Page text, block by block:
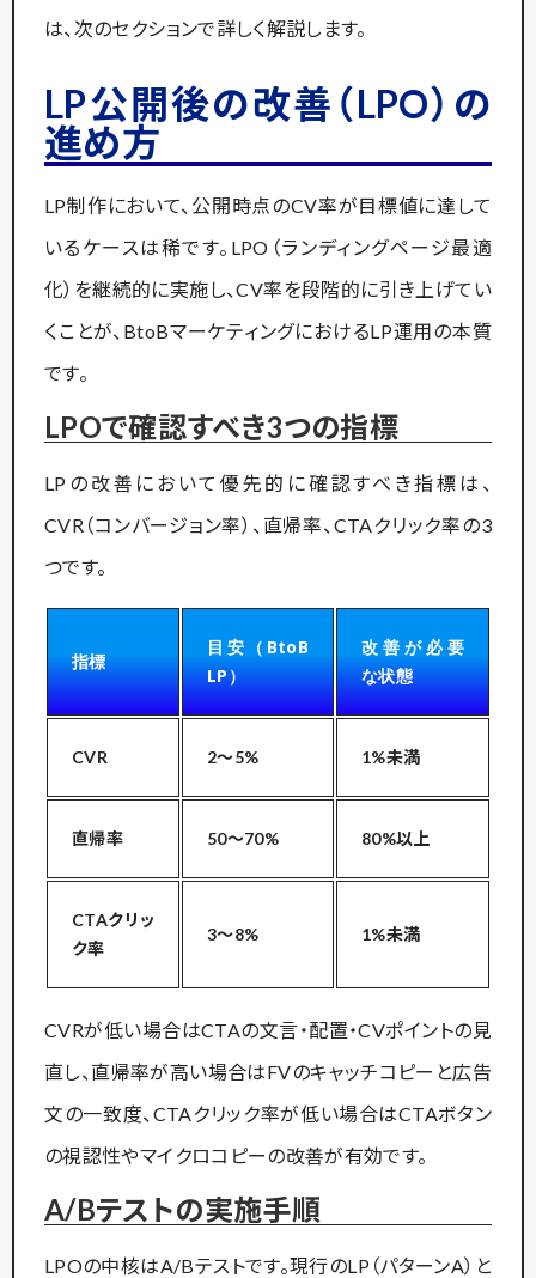
は、次のセクションで詳しく解説します。
LP公開後の改善（LPO）の
進め方
LP制作において、公開時点のCV率が目標値に達して
いるケースは稀です。LPO（ランディングページ最適
化）を継続的に実施し、CV率を段階的に引き上げてい
くことが、BtoBマーケティングにおけるLP運用の本質
です。
LPOで確認すべき3つの指標
LPの改善において優先的に確認すべき指標は、
CVR（コンバージョン率）、直帰率、CTAクリック率の3
つです。
指標
目安（BtoB
LP）
改善が必要
な状態
CVR 2〜5% 1%未満
直帰率 50〜70% 80%以上
CTAクリッ
ク率
3〜8% 1%未満
CVRが低い場合はCTAの文言・配置・CVポイントの見
直し、直帰率が高い場合はFVのキャッチコピーと広告
文の一致度、CTAクリック率が低い場合はCTAボタン
の視認性やマイクロコピーの改善が有効です。
A/Bテストの実施手順
LPOの中核はA/Bテストです。現行のLP（パターンA）と